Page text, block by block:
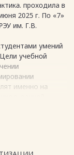
проходила в
2025 г. По «7»
им. Г.В.
умений
учебной
именно на